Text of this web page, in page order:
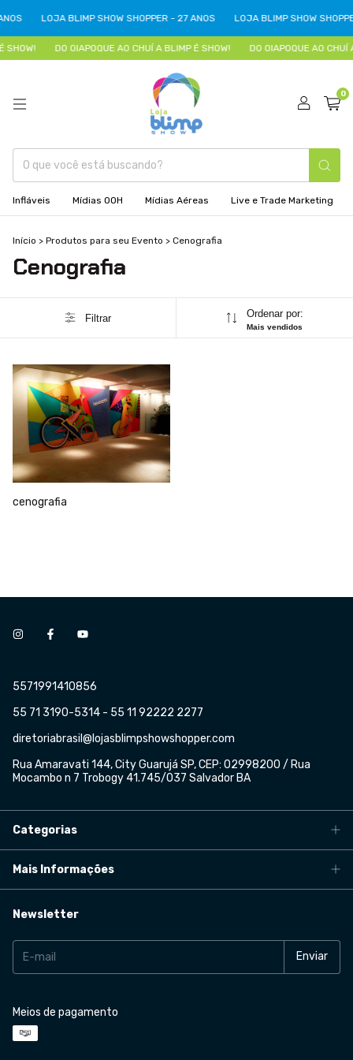
LOJA BLIMP SHOW SHOPPER - 27 ANOS LOJA BLIMP SHOW
SHOW! DO OIAPOQUE AO CHUÍ A BLIMP É SHOW! DO OIAPOQUE AO CHUÍ
0
Infláveis Mídias OOH Mídias Aéreas Live e Trade Marketing
Início > Produtos para seu Evento > Cenografia
Cenografia
Filtrar Ordenar por:
Mais vendidos
cenografia
5571991410856
55 71 3190-5314 - 55 11 92222 2277
diretoriabrasil@lojasblimpshowshopper.com
Rua Amaravati 144, City Guarujá SP, CEP: 02998200 / Rua
Mocambo n 7 Trobogy 41.745/037 Salvador BA
Categorias
Mais Informações
Newsletter
Meios de pagamento